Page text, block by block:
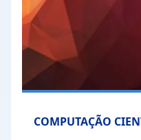
COMPUTAÇÃO